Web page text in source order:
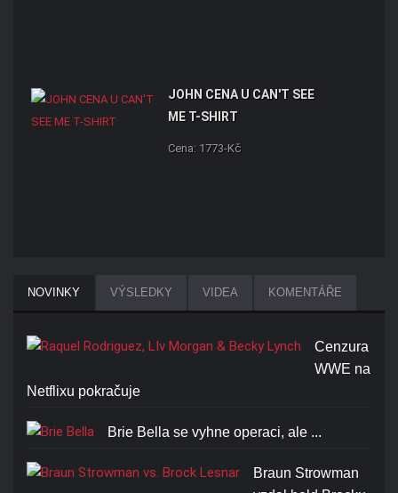
JOHN CENA U CAN'T SEE
ME T-SHIRT
Cena: 1773-Kč
NOVINKY VÝSLEDKY VIDEA KOMENTÁŘE
Cenzura
WWE na
Netflixu pokračuje
Brie Bella se vyhne operaci, ale ...
Braun Strowman